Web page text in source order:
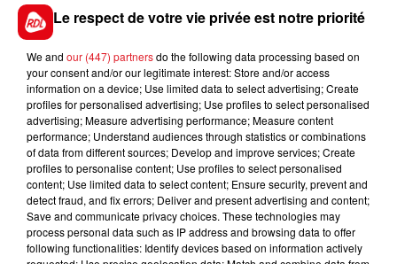
Rendez-vous, samedi et dimanche, de 10h à 20h.
Entrée gratuite, avec pass vaccinal.
FIL D'ACTUS
Le respect de votre vie privée est notre priorité
We and our (447) partnersdo the following data processing based on
your consent and/or our legitimate interest: Store and/or access
information on a device; Use limited data to select advertising; Create
profiles for personalised advertising; Use profiles to select personalised
advertising; Measure advertising performance; Measure content
performance; Understand audiences through statistics or combinations
of data from different sources; Develop and improve services; Create
profiles to personalise content; Use profiles to select personalised
content; Use limited data to select content; Ensure security, prevent and
detect fraud, and fix errors; Deliver and present advertising and content;
Save and communicate privacy choices. These technologies may
process personal data such as IP address and browsing data to offer
following functionalities: Identify devices based on information actively